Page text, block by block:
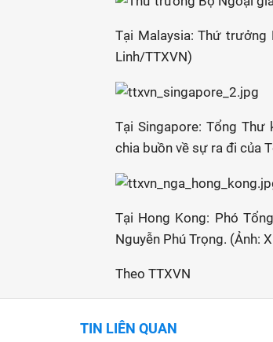
Tại Malaysia: Thứ trưởng
Linh/TTXVN)
Tại Singapore: Tổng Thư
chia buồn về sự ra đi của
Tại Hong Kong: Phó
Nguyễn Phú Trọng. (Ảnh:
Theo TTXVN
TIN LIÊN QUAN